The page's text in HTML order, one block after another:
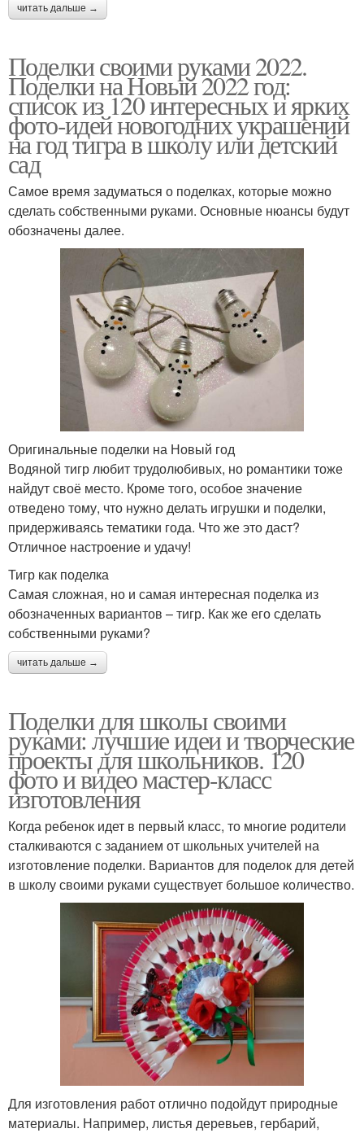
читать дальше →
Поделки своими руками 2022.
Поделки на Новый 2022 год:
список из 120 интересных и ярких
фото-идей новогодних украшений
на год тигра в школу или детский
сад
Самое время задуматься о поделках, которые можно
сделать собственными руками. Основные нюансы будут
обозначены далее.
Оригинальные поделки на Новый год
Водяной тигр любит трудолюбивых, но романтики тоже
найдут своё место. Кроме того, особое значение
отведено тому, что нужно делать игрушки и поделки,
придерживаясь тематики года. Что же это даст?
Отличное настроение и удачу!
Тигр как поделка
Самая сложная, но и самая интересная поделка из
обозначенных вариантов – тигр. Как же его сделать
собственными руками?
читать дальше →
Поделки для школы своими
руками: лучшие идеи и творческие
проекты для школьников. 120
фото и видео мастер-класс
изготовления
Когда ребенок идет в первый класс, то многие родители
сталкиваются с заданием от школьных учителей на
изготовление поделки. Вариантов для поделок для детей
в школу своими руками существует большое количество.
Для изготовления работ отлично подойдут природные
материалы. Например, листья деревьев, гербарий,